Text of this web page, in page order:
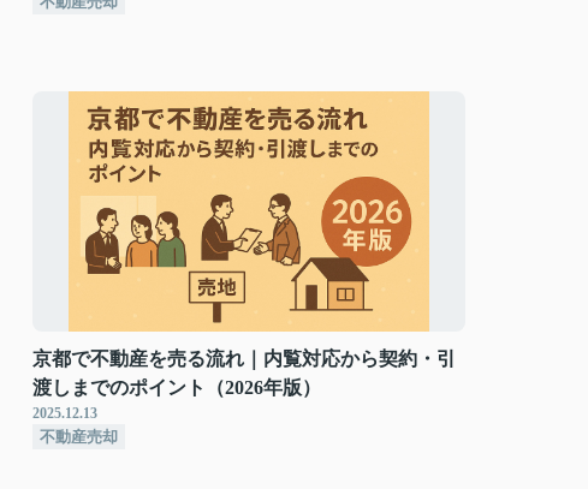
京都で不動産を売る流れ｜内覧対応から契約・引
渡しまでのポイント（2026年版）
2025.12.13
不動産売却